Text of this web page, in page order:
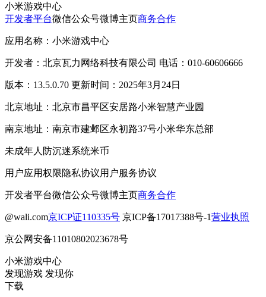
小米游戏中心
开发者平台微信公众号微博主页商务合作
应用名称：小米游戏中心
开发者：北京瓦力网络科技有限公司 电话：010-60606666
版本：13.5.0.70 更新时间：2025年3月24日
北京地址：北京市昌平区安居路小米智慧产业园
南京地址：南京市建邺区永初路37号小米华东总部
未成年人防沉迷系统米币
用户应用权限隐私协议用户服务协议
开发者平台微信公众号微博主页商务合作
@wali.com京ICP证110335号 京ICP备17017388号-1营业执照
京公网安备11010802023678号
小米游戏中心
发现游戏 发现你
下载